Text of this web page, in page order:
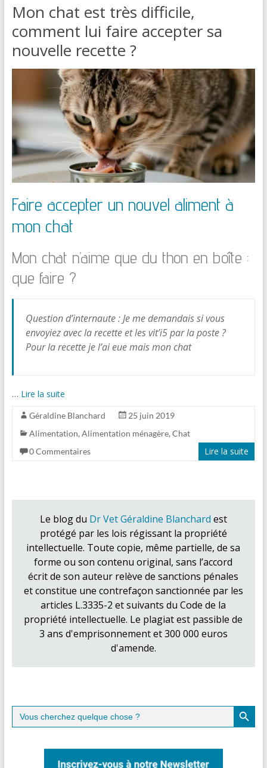
Mon chat est très difficile,
comment lui faire accepter sa
nouvelle recette ?
Faire accepter un nouvel aliment à
mon chat
Mon chat n’aime que du thon en boîte :
que faire ?
Question d’internaute : Je me demandais si vous
envoyiez avec la recette et les vit’i5 par la poste ?
Pour la recette je l’ai eue mais mon chat
… Lire la suite
Géraldine Blanchard
25 juin 2019
Alimentation, Alimentation ménagère, Chat
0 Commentaires
Lire la suite
Le blog du Dr Vet Géraldine Blanchard est
protégé par les lois régissant la propriété
intellectuelle. Toute copie, même partielle, de sa
forme ou son contenu original, sans l’accord
écrit de son auteur relève de sanctions pénales
et constitue une contrefaçon sanctionnée par les
articles L.3335-2 et suivants du Code de la
propriété intellectuelle. Le plagiat est passible de
3 ans d'emprisonnement et 300 000 euros
d'amende.
Search
for:
Search Button